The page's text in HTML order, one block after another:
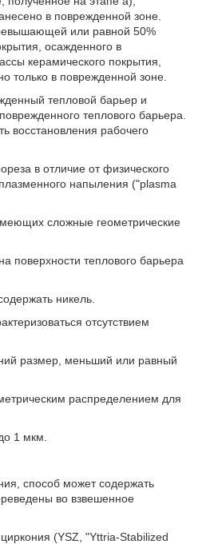
в поврежденной зоне.
или равной 50%
осажденного в
керамического покрытия,
только в поврежденной зоне.
тепловой барьер и
теплового барьера.
восстановления рабочего
в отличие от физического
напыления ("plasma
сложные геометрические
поверхности теплового барьера
никель.
отсутствием
размер, меньший или равный
распределением для
1 мкм.
способ может содержать
во взвешенное
(YSZ, "Yttria-Stabilized